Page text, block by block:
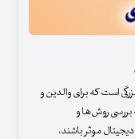
است که برای والدین و
بررسی روش‌ها و
موثر باشند،